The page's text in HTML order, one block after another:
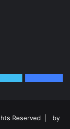
Reserved |
by